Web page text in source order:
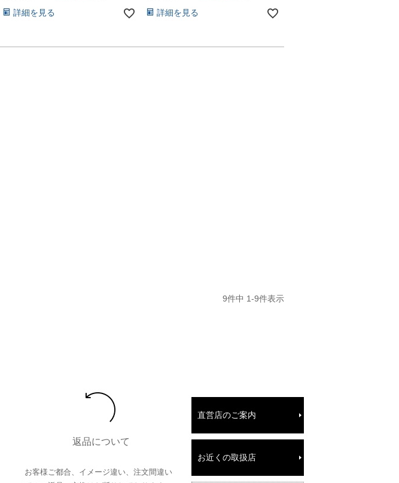
詳細を見る
詳細を見る
9件中 1-9件表示
返品について
お客様ご都合、イメージ違い、注文間違い
直営店のご案内
お近くの取扱店